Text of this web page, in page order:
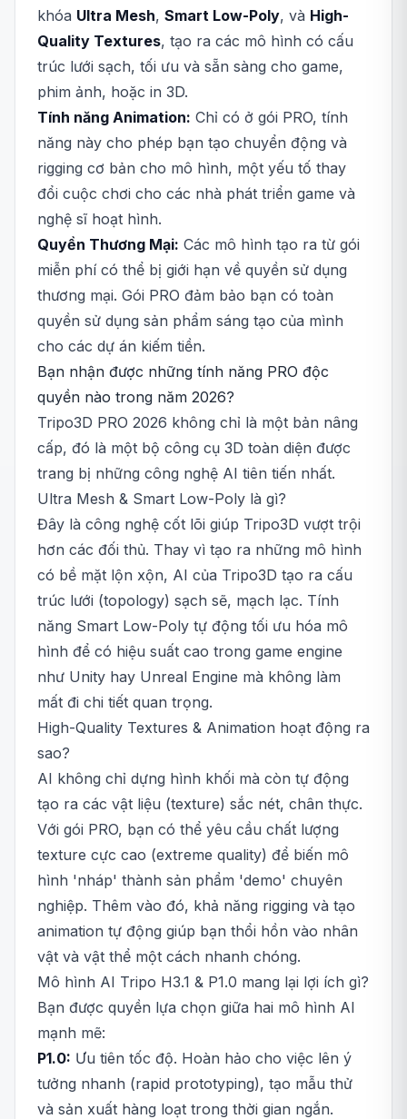
khóa Ultra Mesh, Smart Low-Poly, và High-
Quality Textures, tạo ra các mô hình có cấu
trúc lưới sạch, tối ưu và sẵn sàng cho game,
phim ảnh, hoặc in 3D.
Tính năng Animation: Chỉ có ở gói PRO, tính
năng này cho phép bạn tạo chuyển động và
rigging cơ bản cho mô hình, một yếu tố thay
đổi cuộc chơi cho các nhà phát triển game và
nghệ sĩ hoạt hình.
Quyền Thương Mại: Các mô hình tạo ra từ gói
miễn phí có thể bị giới hạn về quyền sử dụng
thương mại. Gói PRO đảm bảo bạn có toàn
quyền sử dụng sản phẩm sáng tạo của mình
cho các dự án kiếm tiền.
Bạn nhận được những tính năng PRO độc
quyền nào trong năm 2026?
Tripo3D PRO 2026 không chỉ là một bản nâng
cấp, đó là một bộ công cụ 3D toàn diện được
trang bị những công nghệ AI tiên tiến nhất.
Ultra Mesh & Smart Low-Poly là gì?
Đây là công nghệ cốt lõi giúp Tripo3D vượt trội
hơn các đối thủ. Thay vì tạo ra những mô hình
có bề mặt lộn xộn, AI của Tripo3D tạo ra cấu
trúc lưới (topology) sạch sẽ, mạch lạc. Tính
năng Smart Low-Poly tự động tối ưu hóa mô
hình để có hiệu suất cao trong game engine
như Unity hay Unreal Engine mà không làm
mất đi chi tiết quan trọng.
High-Quality Textures & Animation hoạt động ra
sao?
AI không chỉ dựng hình khối mà còn tự động
tạo ra các vật liệu (texture) sắc nét, chân thực.
Với gói PRO, bạn có thể yêu cầu chất lượng
texture cực cao (extreme quality) để biến mô
hình 'nháp' thành sản phẩm 'demo' chuyên
nghiệp. Thêm vào đó, khả năng rigging và tạo
animation tự động giúp bạn thổi hồn vào nhân
vật và vật thể một cách nhanh chóng.
Mô hình AI Tripo H3.1 & P1.0 mang lại lợi ích gì?
Bạn được quyền lựa chọn giữa hai mô hình AI
mạnh mẽ:
P1.0: Ưu tiên tốc độ. Hoàn hảo cho việc lên ý
tưởng nhanh (rapid prototyping), tạo mẫu thử
và sản xuất hàng loạt trong thời gian ngắn.